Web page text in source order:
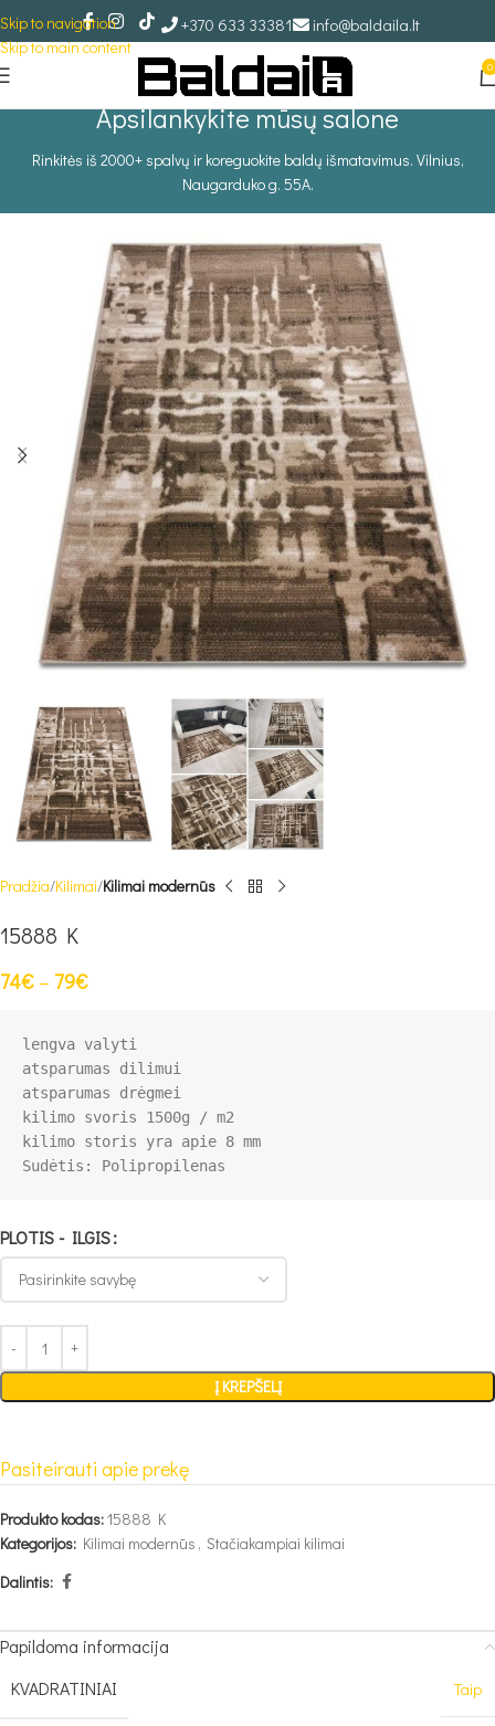
Skip to navigation
Skip to main content
+370 633 33381 info@baldaila.lt
0
Apsilankykite mūsų salone
Rinkitės iš 2000+ spalvų ir koreguokite baldų išmatavimus. Vilnius,
Naugarduko g. 55A.
Pradžia Kilimai Kilimai modernūs
15888 K
74€ – 79€
lengva valyti
atsparumas dilimui
atsparumas drėgmei
kilimo svoris 1500g / m2
PLOTIS - ILGIS
Į KREPŠELĮ
Pasiteirauti apie prekę
Produkto kodas:15888 K
Kategorijos: Kilimai modernūs , Stačiakampiai kilimai
Dalintis:
Papildoma informacija
KVADRATINIAI
Taip